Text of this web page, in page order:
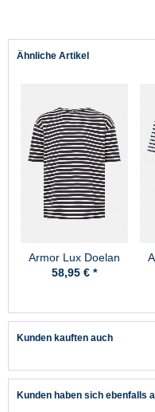
Ähnliche Artikel
Armor Lux Doelan
marine-natur
58,95 € *
Kunden kauften auch
Kunden haben sich ebenfalls